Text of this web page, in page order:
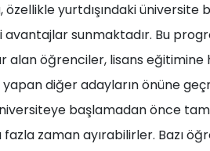
yurtdışındaki üniversite
sunmaktadır. Bu
öğrenciler, lisans eğitimine
diğer adayların önüne
başlamadan önce
zaman ayırabilirler. Bazı